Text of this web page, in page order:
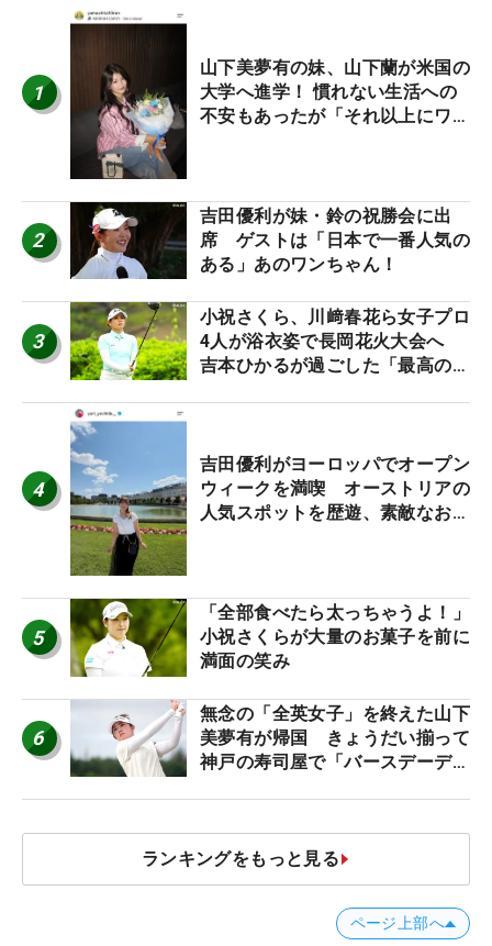
1
山下美夢有の妹、山下蘭が米国の
大学へ進学！ 慣れない生活への
不安もあったが「それ以上にワク
2
吉田優利が妹・鈴の祝勝会に出
席 ゲストは「日本で一番人気の
ある」あのワンちゃん！
3
小祝さくら、川﨑春花ら女子プロ
4人が浴衣姿で長岡花火大会へ
吉本ひかるが過ごした「最高の夏
4
吉田優利がヨーロッパでオープン
ウィークを満喫 オーストリアの
人気スポットを歴遊、素敵なお土
5
「全部食べたら太っちゃうよ！」
小祝さくらが大量のお菓子を前に
満面の笑み
6
無念の「全英女子」を終えた山下
美夢有が帰国 きょうだい揃って
神戸の寿司屋で「バースデーディ
ランキングをもっと見る
ページ上部へ